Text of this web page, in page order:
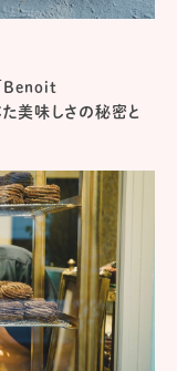
Benoit
た美味しさの秘密と